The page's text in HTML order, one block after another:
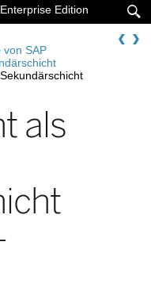

Edition
von SAP
als